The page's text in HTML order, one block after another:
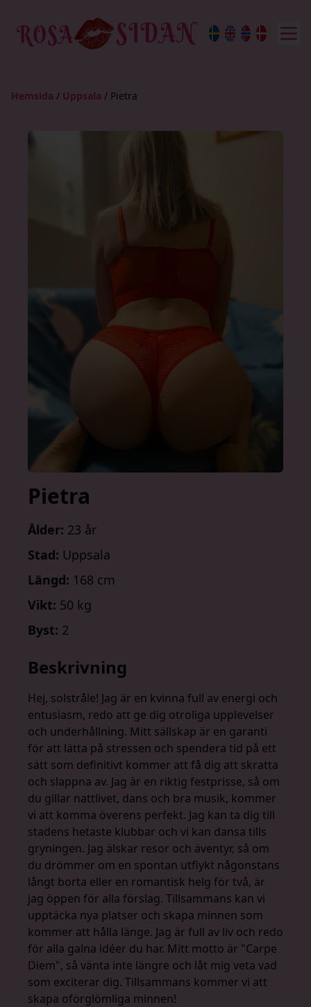
Hemsida / Uppsala / Pietra
Pietra
Ålder: 23 år
Stad: Uppsala
Längd: 168 cm
Vikt: 50 kg
Byst: 2
Beskrivning
Hej, solstråle! Jag är en kvinna full av energi och
entusiasm, redo att ge dig otroliga upplevelser
och underhållning. Mitt sällskap är en garanti
för att lätta på stressen och spendera tid på ett
sätt som definitivt kommer att få dig att skratta
och slappna av. Jag är en riktig festprisse, så om
du gillar nattlivet, dans och bra musik, kommer
vi att komma överens perfekt. Jag kan ta dig till
stadens hetaste klubbar och vi kan dansa tills
gryningen. Jag älskar resor och äventyr, så om
du drömmer om en spontan utflykt någonstans
långt borta eller en romantisk helg för två, är
jag öppen för alla förslag. Tillsammans kan vi
upptäcka nya platser och skapa minnen som
kommer att hålla länge. Jag är full av liv och redo
för alla galna idéer du har. Mitt motto är "Carpe
Diem", så vänta inte längre och låt mig veta vad
som exciterar dig. Tillsammans kommer vi att
skapa oförglömliga minnen!